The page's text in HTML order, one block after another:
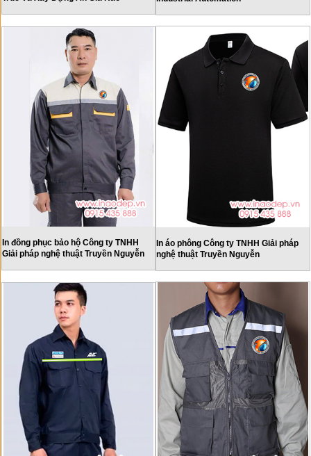
In đồng phục bảo hộ Công ty TNHH
Giải pháp nghệ thuật Truyền Nguyễn
In áo phông Công ty TNHH Giải pháp
nghệ thuật Truyền Nguyễn